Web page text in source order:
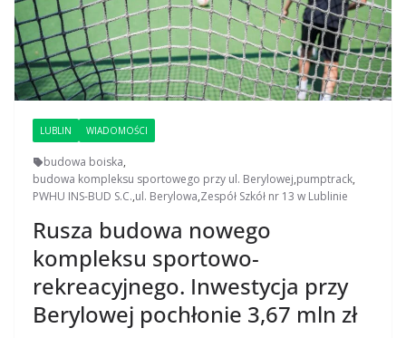
LUBLIN WIADOMOŚCI
budowa boiska,
budowa kompleksu sportowego przy ul. Berylowej,pumptrack,
PWHU INS-BUD S.C.,ul. Berylowa,Zespół Szkół nr 13 w Lublinie
Rusza budowa nowego
kompleksu sportowo-
rekreacyjnego. Inwestycja przy
Berylowej pochłonie 3,67 mln zł